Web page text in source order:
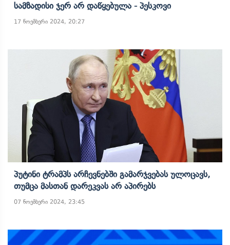
Სამზადისი Ჯერ Არ Დაწყებულა - Პესკოვი
17 ნოემბერი 2024, 20:27
Პუტინი Ტრამპს Არჩევნებში Გამარჯვებას Ულოცავს,
Თუმცა Მასთან Დარეკვას Არ Აპირებს
07 ნოემბერი 2024, 23:45